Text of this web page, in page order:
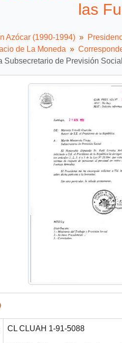
las
Azócar (1990-1994)
de La Moneda
Subsecretario de Previsión
CL CLUAH 1-91-5088